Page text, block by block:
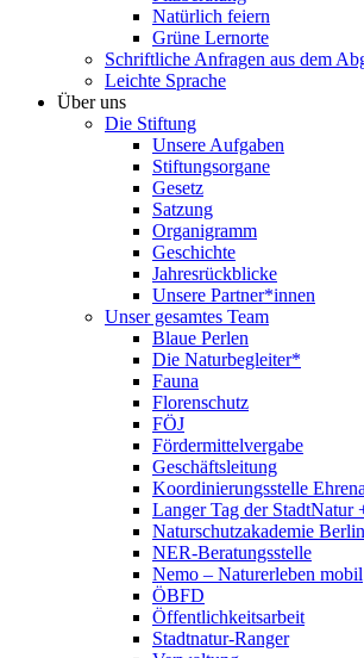
Natürlich feiern
Grüne Lernorte
Schriftliche Anfragen aus dem
Leichte Sprache
Über uns
Die Stiftung
Unsere Aufgaben
Stiftungsorgane
Gesetz
Satzung
Organigramm
Geschichte
Jahresrückblicke
Unsere Partner*innen
Unser gesamtes Team
Blaue Perlen
Die Naturbegleiter*
Fauna
Florenschutz
FÖJ
Fördermittelvergabe
Geschäftsleitung
Koordinierungsstelle
Langer Tag der StadtNatur
Naturschutzakademie Berlin
NER-Beratungsstelle
Nemo – Naturerleben mobil
ÖBFD
Öffentlichkeitsarbeit
Stadtnatur-Ranger